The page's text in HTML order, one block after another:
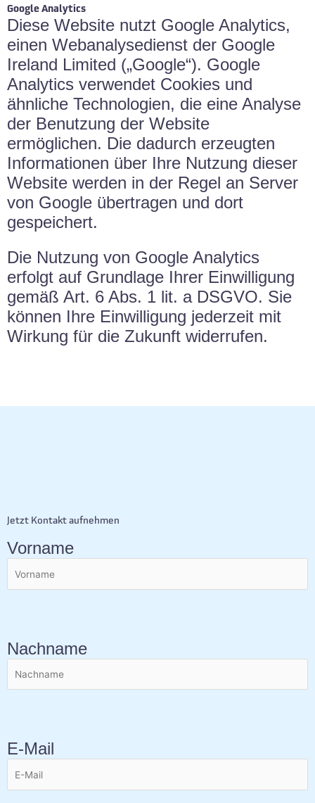
Google Analytics
Diese Website nutzt Google Analytics,
einen Webanalysedienst der Google
Ireland Limited („Google“). Google
Analytics verwendet Cookies und
ähnliche Technologien, die eine Analyse
der Benutzung der Website
ermöglichen. Die dadurch erzeugten
Informationen über Ihre Nutzung dieser
Website werden in der Regel an Server
von Google übertragen und dort
gespeichert.
Die Nutzung von Google Analytics
erfolgt auf Grundlage Ihrer Einwilligung
gemäß Art. 6 Abs. 1 lit. a DSGVO. Sie
können Ihre Einwilligung jederzeit mit
Wirkung für die Zukunft widerrufen.
Jetzt Kontakt aufnehmen
Vorname
Nachname
E-Mail